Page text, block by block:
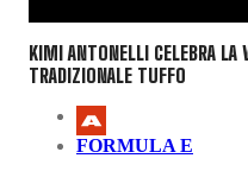
KIMI ANTONELLI CELEBRA
TRADIZIONALE TUFFO
FORMULA E